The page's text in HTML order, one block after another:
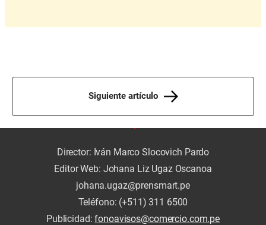
Siguiente artículo
Director: Iván Marco Slocovich Pardo
Editor Web: Johana Liz Ugaz Oscanoa
johana.ugaz@prensmart.pe
Teléfono: (+511) 311 6500
Publicidad:fonoavisos@comercio.com.pe